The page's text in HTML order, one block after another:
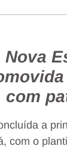
com
a
com o